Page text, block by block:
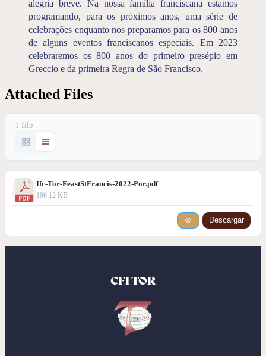
alegria breve. Na nossa família franciscana estamos
programando, para os próximos anos, uma série de
celebrações enquanto nos preparamos para os 800 anos
de alguns eventos franciscanos especiais. Em 2023
celebraremos os 800 anos do primeiro presépio em
Greccio e da primeira Regra de São Francisco.
Attached Files
1 file
Ifc-Tor-FeastStFrancis-2022-Por.pdf
196.12 KB
Descargar
CFI-TOR